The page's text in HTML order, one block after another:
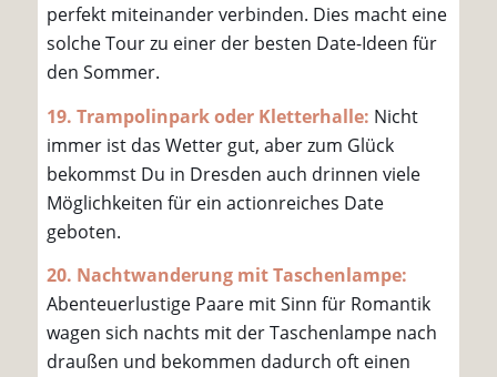
perfekt miteinander verbinden. Dies macht eine
solche Tour zu einer der besten Date-Ideen für
den Sommer.
19. Trampolinpark oder Kletterhalle: Nicht
immer ist das Wetter gut, aber zum Glück
bekommst Du in Dresden auch drinnen viele
Möglichkeiten für ein actionreiches Date
geboten.
20. Nachtwanderung mit Taschenlampe:
Abenteuerlustige Paare mit Sinn für Romantik
wagen sich nachts mit der Taschenlampe nach
draußen und bekommen dadurch oft einen